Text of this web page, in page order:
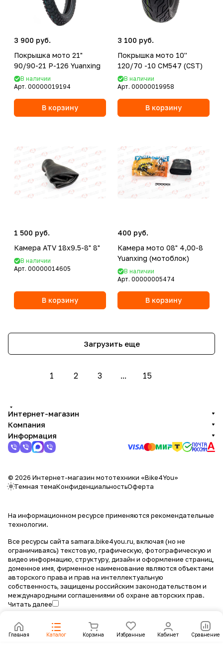
3 900 руб.
Покрышка мото 21"
90/90-21 P-126 Yuanxing
В наличии
Арт. 00000019194
В корзину
3 100 руб.
Покрышка мото 10''
120/70 -10 CM547 (CST)
В наличии
Арт. 00000019958
В корзину
1 500 руб.
Камера ATV 18x9.5-8" 8"
В наличии
Арт. 00000014605
В корзину
400 руб.
Камера мото 08" 4,00-8
Yuanxing (мотоблок)
В наличии
Арт. 00000005474
В корзину
Загрузить еще
1 2 3 ... 15
Главная Каталог Корзина Избранные Кабинет Сравнение
Интернет-магазин
Компания
Информация
© 2026 Интернет-магазин мототехники «Bike4You»
Темная темаКонфиденциальностьОферта
На информационном ресурсе применяются рекомендательные
технологии.
Все ресурсы сайта samara.bike4you.ru, включая (но не
ограничиваясь) текстовую, графическую, фотографическую и
видео информацию, структуру, дизайн и оформление страниц,
доменное имя, фирменное наименование являются объектами
авторского права и прав на интеллектуальную
собственность, защищены российским законодательством и
международными соглашениями об охране авторских прав.
Читать далее